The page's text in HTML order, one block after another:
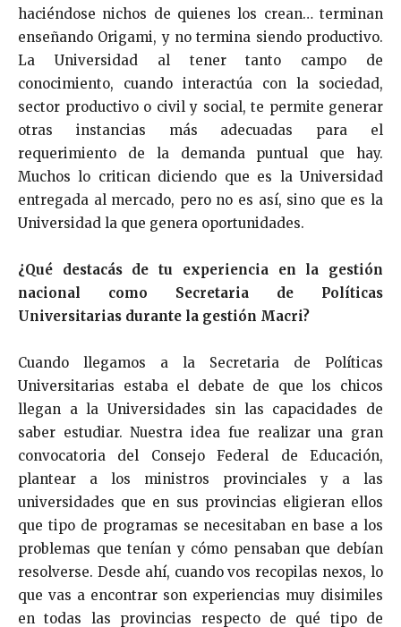
haciéndose nichos de quienes los crean… terminan
enseñando Origami, y no termina siendo productivo.
La Universidad al tener tanto campo de
conocimiento, cuando interactúa con la sociedad,
sector productivo o civil y social, te permite generar
otras instancias más adecuadas para el
requerimiento de la demanda puntual que hay.
Muchos lo critican diciendo que es la Universidad
entregada al mercado, pero no es así, sino que es la
Universidad la que genera oportunidades.
¿Qué destacás de tu experiencia en la gestión
nacional como Secretaria de Políticas
Universitarias durante la gestión Macri?
Cuando llegamos a la Secretaria de Políticas
Universitarias estaba el debate de que los chicos
llegan a la Universidades sin las capacidades de
saber estudiar. Nuestra idea fue realizar una gran
convocatoria del Consejo Federal de Educación,
plantear a los ministros provinciales y a las
universidades que en sus provincias eligieran ellos
que tipo de programas se necesitaban en base a los
problemas que tenían y cómo pensaban que debían
resolverse. Desde ahí, cuando vos recopilas nexos, lo
que vas a encontrar son experiencias muy disimiles
en todas las provincias respecto de qué tipo de